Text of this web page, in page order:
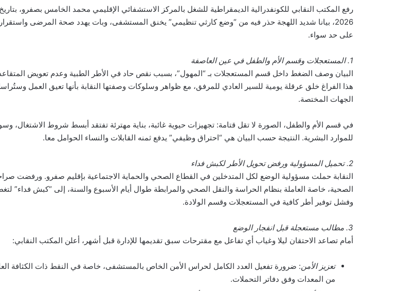
2026، بيانا شديد اللهجة حذر فيه من “وضع كارثي تنظيمي” يخنق المستشفى، وبات يهدد صحة المرضى
على حد سواء.
1. المستعجلات وقسم الأم والطفل في عين العاصفة
البيان وصف الضغط داخل قسم المستعجلات بـ “المهول”، بسبب نقص حاد في الأطر الطبية وعدم تعويض
هذا الفراغ خلق عرقلة يومية للسير العادي للمرفق، مع ظواهر وسلوكات وصفتها النقابة بأنها تعيق العمل
الجهات المختصة.
في قسم الأم والطفل، الصورة لا تقل قتامة: تجهيزات حيوية غائبة، بناية مهترئة تفتقد أبسط شروط الاشتغال،
للموارد البشرية. النتيجة حسب البيان هي “احتراق وظيفي” يدفع ثمنه القابلات والنساء الحوامل معا.
2. تحميل المسؤولية ورفض تحويل الأطر لكبش فداء
النقابة حملت مسؤولية الوضع لكل المتدخلين في القطاع الصحي والحماية الاجتماعية بإقليم صفرو. ورفضت
الصحية، خاصة العاملة بنظام الحراسة والنقل الصحي والمرابطة طوال أيام الأسبوع والسنة، إلى “كبش فداء”
وفشل توفير أطر كافية في المستعجلات وقسم الولادة.
3. مطالب مستعجلة قبل انفجار الوضع
أمام تصاعد الاحتقان ليلا وغياب أي تفاعل مع مقترحات سبق تقديمها للإدارة قبل أشهر، أعلن المكتب النقابي:
تعزيز الأمن: ضرورة تفعيل العدد الكامل لحراس الأمن الخاص بالمستشفى، خاصة في النقط ذات الكثافة
من المعدات وفق دفاتر التحملات.